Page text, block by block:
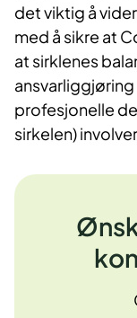
det viktig å
med å sikre at
at sirklenes
profesjonelle
sirkelen)